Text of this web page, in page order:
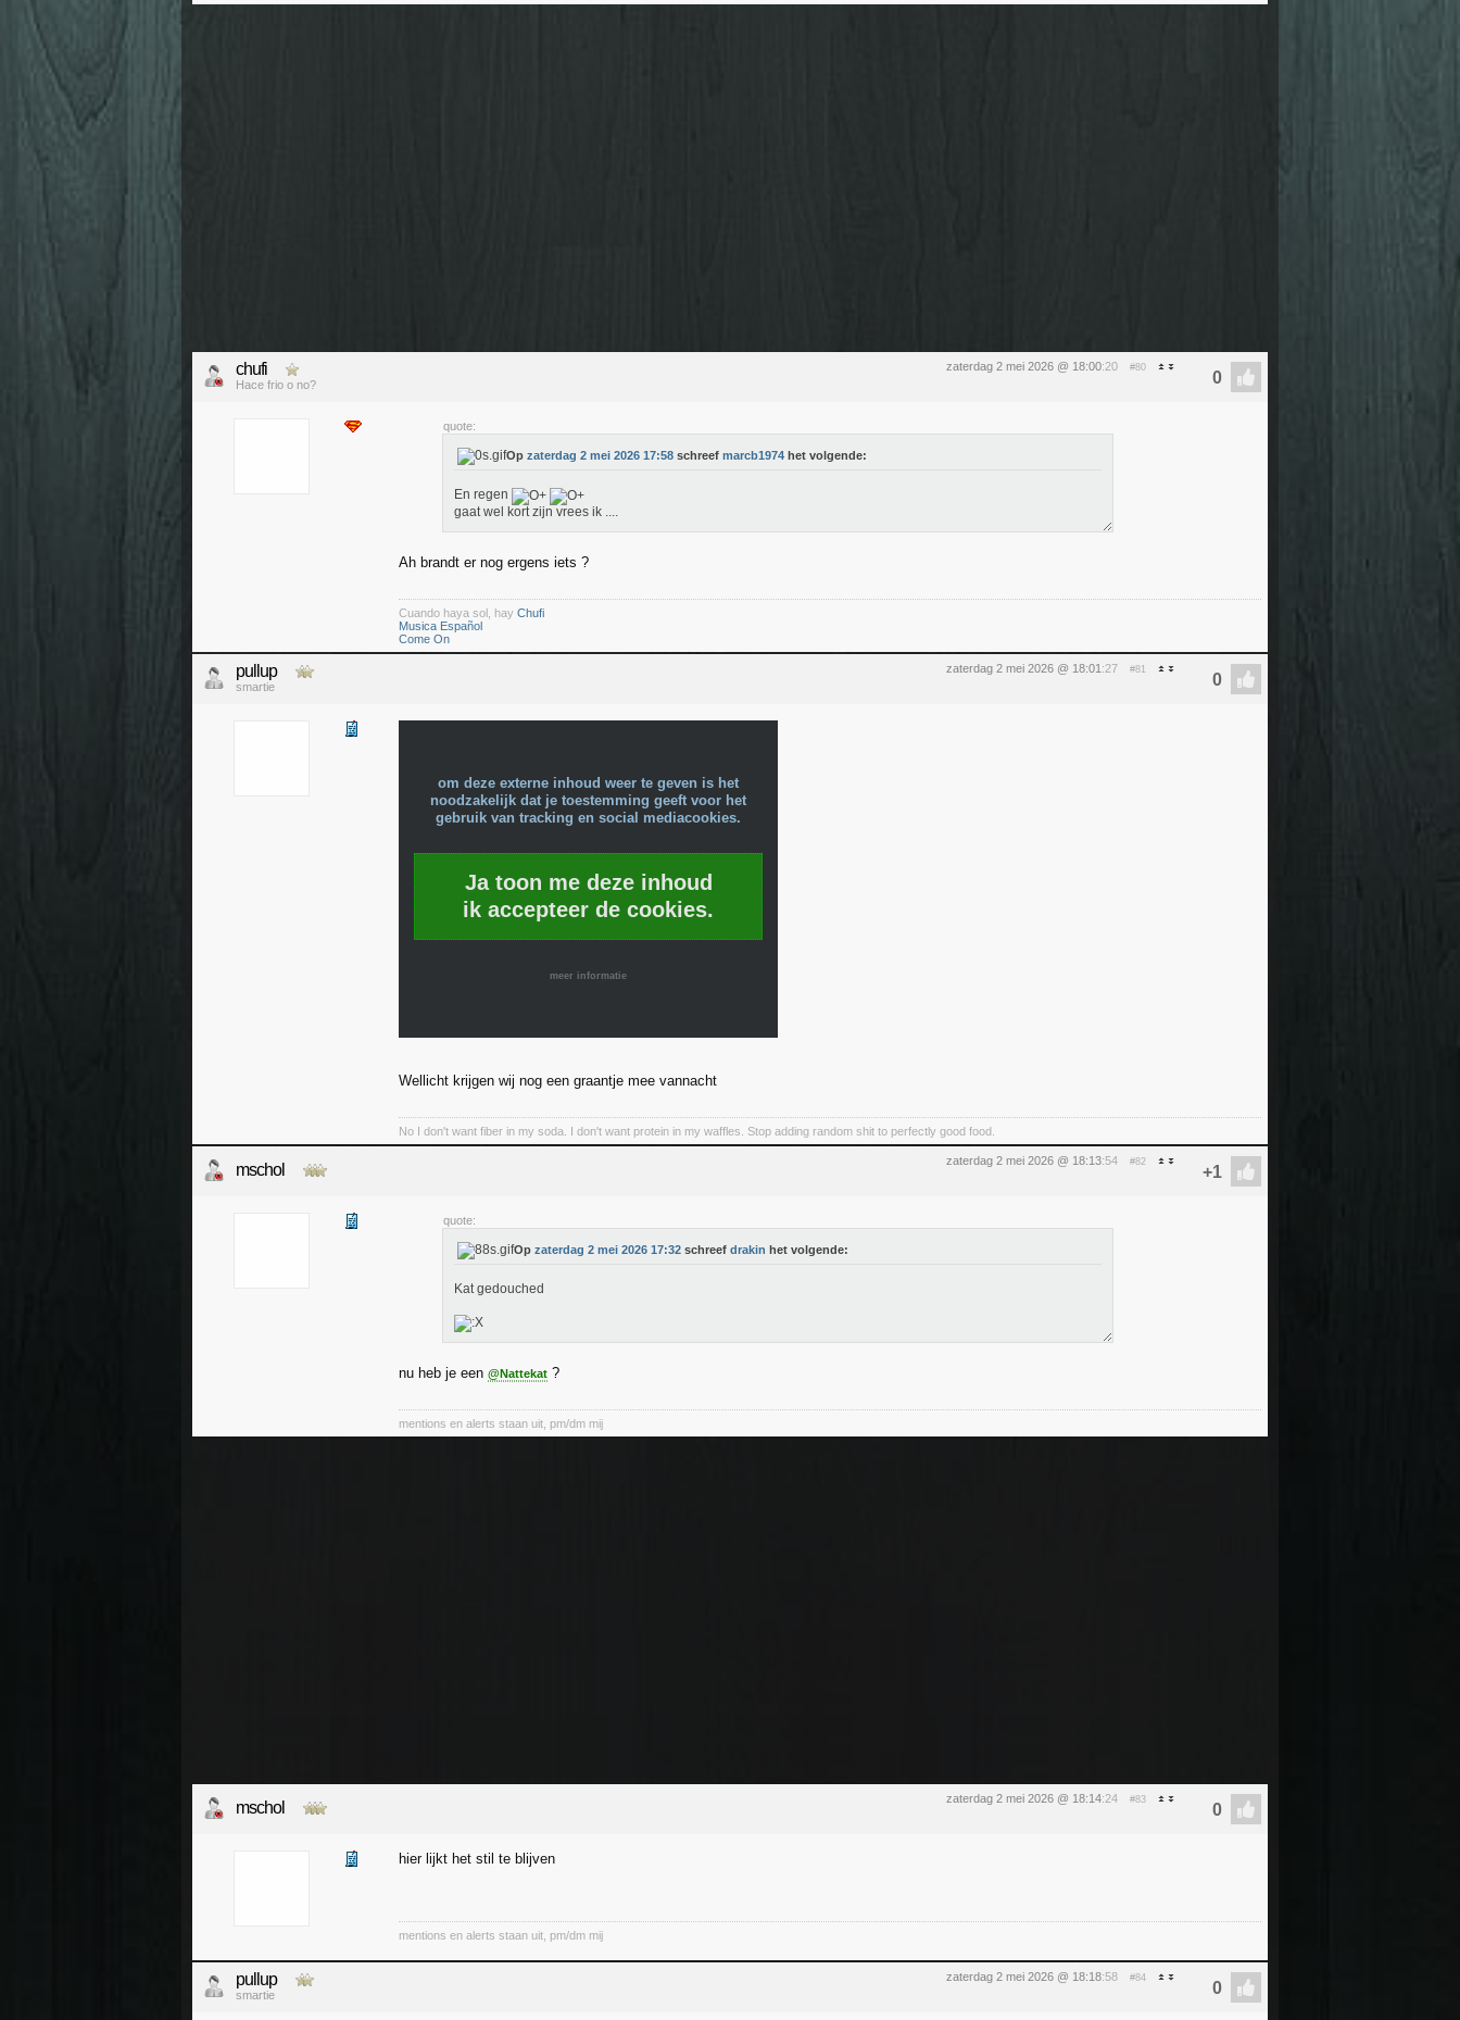
zaterdag 2 mei 2026 @ 18:00:20 #80
chufi
Hace frio o no?
quote:
Op zaterdag 2 mei 2026 17:58 schreef marcb1974 het volgende:
En regen
gaat wel kort zijn vrees ik ....
Ah brandt er nog ergens iets ?
Cuando haya sol, hay Chufi
Musica Español
Come On
zaterdag 2 mei 2026 @ 18:01 :27 #81
pullup
smartie
om deze externe inhoud weer te geven is het
noodzakelijk dat je toestemming geeft voor het
gebruik van tracking en social mediacookies.
Ja toon me deze inhoud
ik accepteer de cookies.
meer informatie
Wellicht krijgen wij nog een graantje mee vannacht
No I don't want fiber in my soda. I don't want protein in my waffles. Stop adding random shit to perfectly good food.
zaterdag 2 mei 2026 @ 18:13:54 #82
mschol
quote:
Op zaterdag 2 mei 2026 17:32 schreef drakin het volgende:
Kat gedouched
nu heb je een @Nattekat ?
mentions en alerts staan uit, pm/dm mij
zaterdag 2 mei 2026 @ 18:14:24 #83
mschol
hier lijkt het stil te blijven
mentions en alerts staan uit, pm/dm mij
zaterdag 2 mei 2026 @ 18:18:58 #84
pullup
smartie